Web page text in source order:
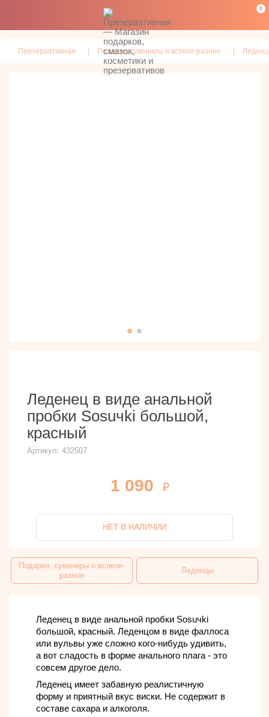
0
Презервативная Подарки, сувениры и всякое-разное
Леденец в виде анальной
пробки Sosuчki большой,
красный
Артикул: 432507
1 090
НЕТ В НАЛИЧИИ
Подарки, сувениры и всякое-
разное
Леденцы
Леденец в виде анальной пробки Sosuчki
большой, красный. Леденцом в виде фаллоса
или вульвы уже сложно кого-нибудь удивить,
а вот сладость в форме анального плага - это
совсем другое дело.
Леденец имеет забавную реалистичную
форму и приятный вкус виски. Не содержит в
составе сахара и алкоголя.